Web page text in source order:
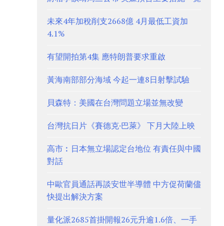
未來4年加稅削支2668億 4月最低工資加
4.1%
有望開拍第4集 應特朗普要求重啟
黃海南部部分海域 今起一連8日射擊試驗
貝森特：美國在台灣問題立場並無改變
台灣抗日片《賽德克·巴萊》 下月大陸上映
高市︰日本無立場認定台地位 有責任與中國
對話
中歐官員通話再談安世半導體 中方促荷蘭儘
快提出解決方案
量化派2685首掛開報26元升逾1.6倍、一手